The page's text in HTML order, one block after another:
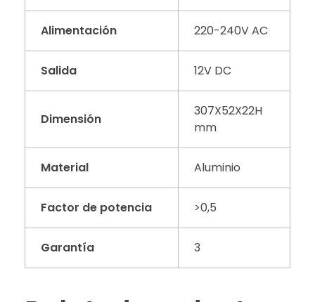
Alimentación 220-240V AC
Salida 12V DC
Dimensión
307X52X22H
mm
Material Aluminio
Factor de potencia >0,5
Garantía 3